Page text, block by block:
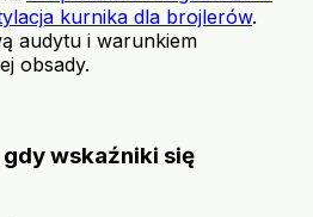
kurnika dla brojlerów.
audytu i warunkiem
obsady.
wskaźniki się